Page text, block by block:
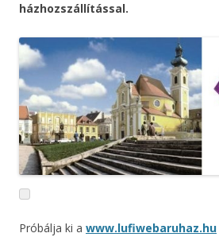
házhozszállítással.
Próbálja ki a www.lufiwebaruhaz.hu